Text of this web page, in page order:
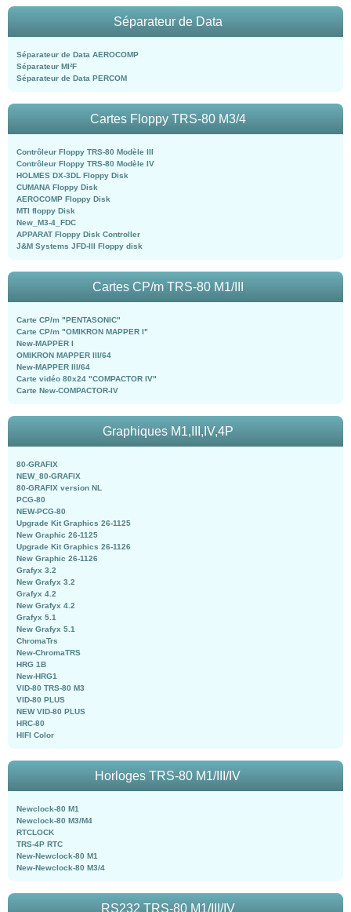
Séparateur de Data
Séparateur de Data AEROCOMP
Séparateur MI²F
Séparateur de Data PERCOM
Cartes Floppy TRS-80 M3/4
Contrôleur Floppy TRS-80 Modèle III
Contrôleur Floppy TRS-80 Modèle IV
HOLMES DX-3DL Floppy Disk
CUMANA Floppy Disk
AEROCOMP Floppy Disk
MTI floppy Disk
New_M3-4_FDC
APPARAT Floppy Disk Controller
J&M Systems JFD-III Floppy disk
Cartes CP/m TRS-80 M1/III
Carte CP/m "PENTASONIC"
Carte CP/m "OMIKRON MAPPER I"
New-MAPPER I
OMIKRON MAPPER III/64
New-MAPPER III/64
Carte vidéo 80x24 "COMPACTOR IV"
Carte New-COMPACTOR-IV
Graphiques M1,III,IV,4P
80-GRAFIX
NEW_80-GRAFIX
80-GRAFIX version NL
PCG-80
NEW-PCG-80
Upgrade Kit Graphics 26-1125
New Graphic 26-1125
Upgrade Kit Graphics 26-1126
New Graphic 26-1126
Grafyx 3.2
New Grafyx 3.2
Grafyx 4.2
New Grafyx 4.2
Grafyx 5.1
New Grafyx 5.1
ChromaTrs
New-ChromaTRS
HRG 1B
New-HRG1
VID-80 TRS-80 M3
VID-80 PLUS
NEW VID-80 PLUS
HRC-80
HIFI Color
Horloges TRS-80 M1/III/IV
Newclock-80 M1
Newclock-80 M3/M4
RTCLOCK
TRS-4P RTC
New-Newclock-80 M1
New-Newclock-80 M3/4
RS232 TRS-80 M1/III/IV